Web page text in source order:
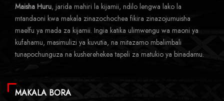
Maisha Huru, jarida mahiri la kijamii, ndilo lengwa lako la
mtandaoni kwa makala zinazochochea fikira zinazojumuisha
maelfu ya mada za kijamii. Ingia katika ulimwengu wa maoni ya
kufahamu, masimulizi ya kuvutia, na mitazamo mbalimbali
tunapochunguza na kusherehekea tapeli za matukio ya binadamu.
MAKALA BORA